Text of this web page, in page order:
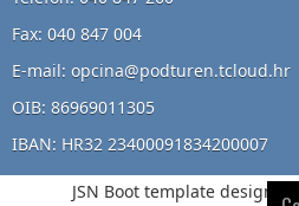
Fax: 040 847 004
E-mail: opcina@podturen.tcloud.hr
OIB: 86969011305
IBAN: HR32 23400091834200007
JSN Boot template designed